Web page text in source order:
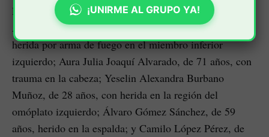
Las víctimas fueron identificadas como María de los
Ángeles Fernández Martínez Sánchez, de 20 años, con
herida por arma de fuego en el miembro inferior
izquierdo; Aura Julia Joaquí Alvarado, de 71 años, con
trauma en la cabeza; Yeselin Alexandra Burbano
Muñoz, de 28 años, con herida en la región del
omóplato izquierdo; Álvaro Gómez Sánchez, de 59
años, herido en la espalda; y Camilo López Pérez, de
¡UNIRME AL GRUPO YA!